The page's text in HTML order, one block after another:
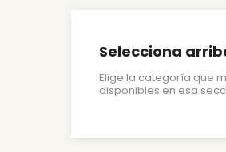
Selecciona
Elige la categoría que
disponibles en esa